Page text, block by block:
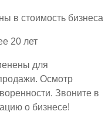
в стоимость бизнеса
20 лет
для
Осмотр
Звоните в
о бизнесе!